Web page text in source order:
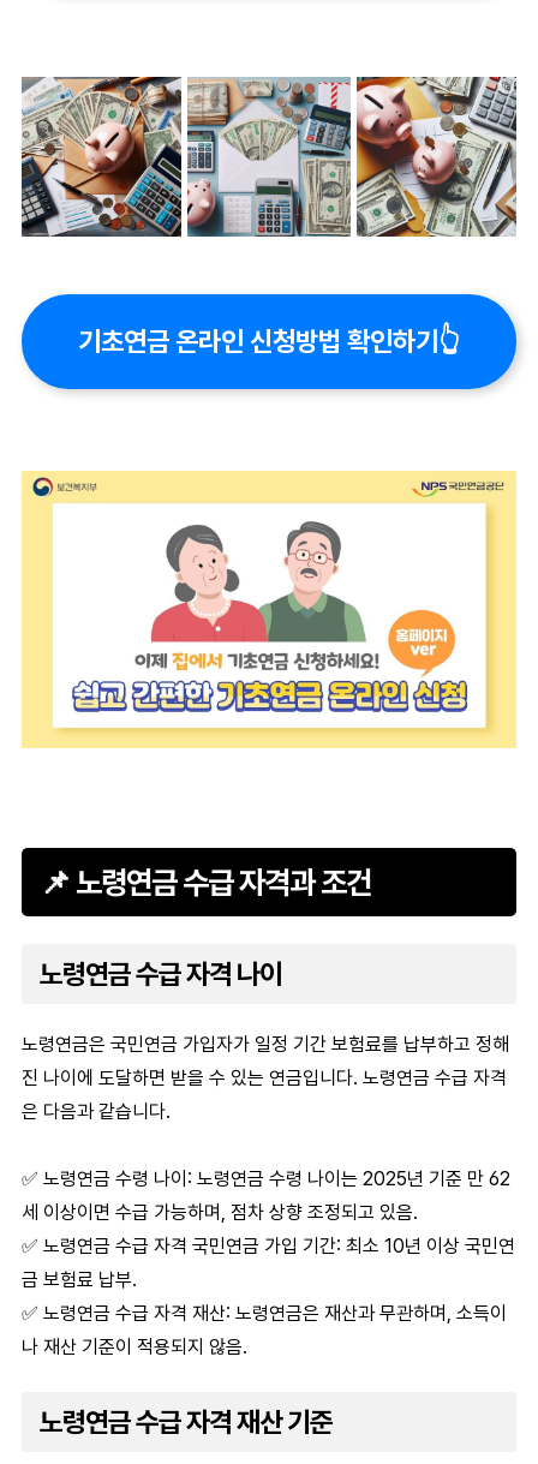
기초연금 온라인 신청방법 확인하기👆
📌 노령연금 수급 자격과 조건
노령연금 수급 자격 나이
노령연금은 국민연금 가입자가 일정 기간 보험료를 납부하고 정해
진 나이에 도달하면 받을 수 있는 연금입니다. 노령연금 수급 자격
은 다음과 같습니다.
✅ 노령연금 수령 나이 : 노령연금 수령 나이 는 2025년 기준 만 62
세 이상이면 수급 가능하며, 점차 상향 조정되고 있음.
✅ 노령연금 수급 자격 국민연금 가입 기간: 최소 10년 이상 국민연
금 보험료 납부.
✅ 노령연금 수급 자격 재산: 노령연금은 재산과 무관하며, 소득이
나 재산 기준이 적용되지 않음.
노령연금 수급 자격 재산 기준